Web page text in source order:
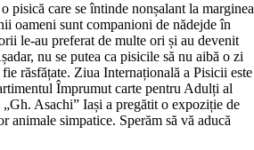
pisică care se întinde nonșalant la marginea
oameni sunt companioni de nădejde în
le-au preferat de multe ori și au devenit
nu se putea ca pisicile să nu aibă o zi
răsfățate. Ziua Internațională a Pisicii este
Împrumut carte pentru Adulți al
Asachi” Iași a pregătit o expoziție de
animale simpatice. Sperăm să vă aducă